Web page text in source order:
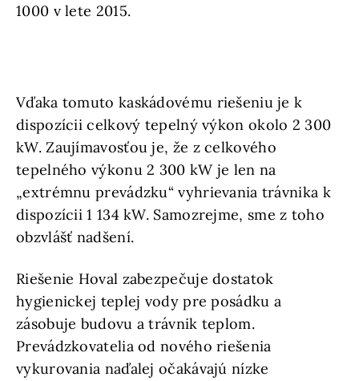
1000 v lete 2015.
Vďaka tomuto kaskádovému riešeniu je k
dispozícii celkový tepelný výkon okolo 2 300
kW. Zaujímavosťou je, že z celkového
tepelného výkonu 2 300 kW je len na
„extrémnu prevádzku“ vyhrievania trávnika k
dispozícii 1 134 kW. Samozrejme, sme z toho
obzvlášť nadšení.
Riešenie Hoval zabezpečuje dostatok
hygienickej teplej vody pre posádku a
zásobuje budovu a trávnik teplom.
Prevádzkovatelia od nového riešenia
vykurovania naďalej očakávajú nízke